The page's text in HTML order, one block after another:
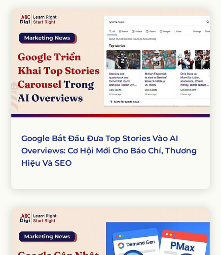
Google Bắt Đầu Đưa Top Stories Vào AI
Overviews: Cơ Hội Mới Cho Báo Chí, Thương
Hiệu Và SEO